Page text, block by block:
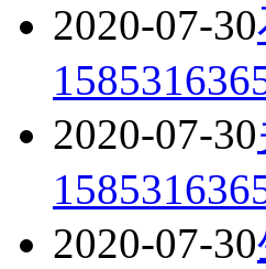
2020-07-30
2020-07-30
2020-07-30